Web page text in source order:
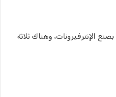
الإنترفيرونات، وهناك ثلاثة